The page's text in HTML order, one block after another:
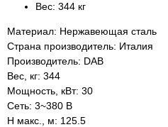
Вес: 344 кг
Материал: Нержавеющая сталь
Страна производитель: Италия
Производитель: DAB
Вес, кг: 344
Мощность, кВт: 30
Сеть: 3~380 В
H макс., м: 125.5